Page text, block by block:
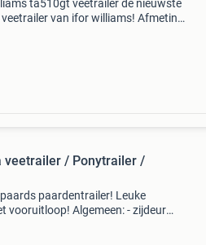
ta510gt veetrailer de nieuwste
van ifor williams! Afmeting
veetrailer / Ponytrailer /
paardentrailer! Leuke
vooruitloop! Algemeen: - zijdeur